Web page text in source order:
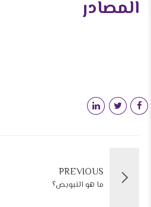
المصادر
PREVIOUS
ما هو التبويض؟